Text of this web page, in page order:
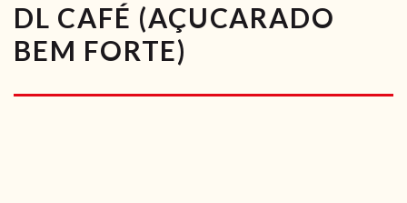
VÍDEOS
RECEITAS VEGGIE
DL CAFÉ (AÇUCARADO
BEM FORTE)